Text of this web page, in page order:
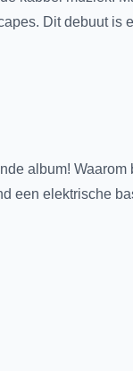
Dit debuut is
album!
een elektrische